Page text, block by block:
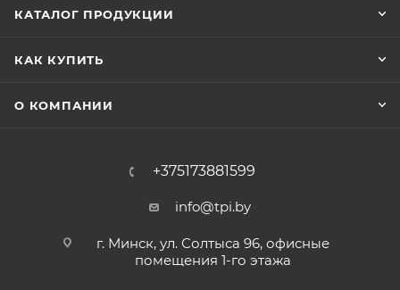
КАТАЛОГ ПРОДУКЦИИ
КАК КУПИТЬ
О КОМПАНИИ
+375173881599
info@tpi.by
г. Минск, ул. Солтыса 96, офисные
помещения 1-го этажа